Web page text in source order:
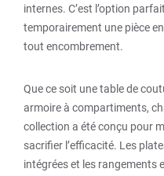
internes. C’est l’option
temporairement une pièce
tout encombrement.
Que ce soit une table de
armoire à compartiments,
collection a été conçu pour
sacrifier l’efficacité. Les
intégrées et les rangements